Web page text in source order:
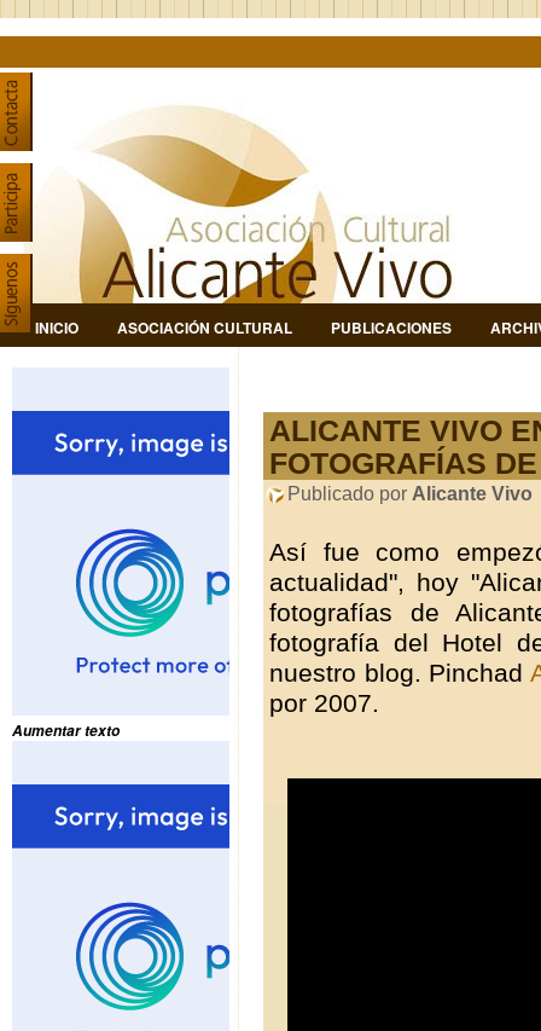
INICIO ASOCIACIÓN CULTURAL PUBLICACIONES
Aumentar texto
ALICANTE VIVO
FOTOGRAFÍAS
Publicado por Alicante Vivo
Así fue como
actualidad", hoy
fotografías de
fotografía del Hotel
nuestro blog. Pinchad
por 2007.